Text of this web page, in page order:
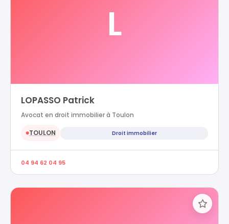
L
LOPASSO Patrick
Avocat en droit immobilier à Toulon
●TOULON Droit immobilier
04 94 62 04 95